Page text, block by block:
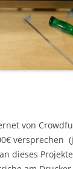
von
versprechen
dieses